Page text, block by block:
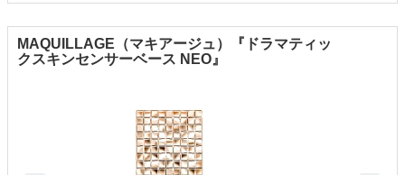
MAQUILLAGE（マキアージュ）『ドラマティッ
クスキンセンサーベース NEO』